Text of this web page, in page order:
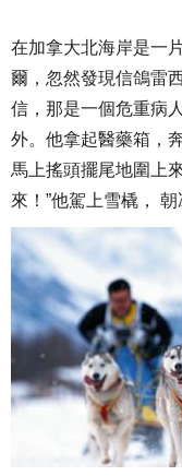
在加拿大北海岸是一
爾，忽然發現信鴿雷
信，那是一個危重病
外。他拿起醫藥箱，
馬上搖頭擺尾地圍上
來！”他駕上雪橇， 朝